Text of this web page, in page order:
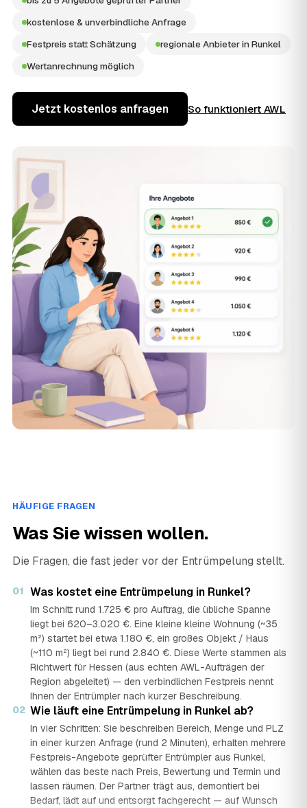
kostenlose & unverbindliche Anfrage
Festpreis statt Schätzung
regionale Anbieter in Runkel
Wertanrechnung möglich
Jetzt kostenlos anfragen So funktioniert AWL
HÄUFIGE FRAGEN
Was Sie wissen wollen.
Die Fragen, die fast jeder vor der Entrümpelung stellt.
01 Was kostet eine Entrümpelung in Runkel?
Im Schnitt rund 1.725 € pro Auftrag, die übliche Spanne
liegt bei 620–3.020 €. Eine kleine kleine Wohnung (~35
m²) startet bei etwa 1.180 €, ein großes Objekt / Haus
(~110 m²) liegt bei rund 2.840 €. Diese Werte stammen als
Richtwert für Hessen (aus echten AWL-Aufträgen der
Region abgeleitet) — den verbindlichen Festpreis nennt
Ihnen der Entrümpler nach kurzer Beschreibung.
02 Wie läuft eine Entrümpelung in Runkel ab?
In vier Schritten: Sie beschreiben Bereich, Menge und PLZ
in einer kurzen Anfrage (rund 2 Minuten), erhalten mehrere
Festpreis-Angebote geprüfter Entrümpler aus Runkel,
wählen das beste nach Preis, Bewertung und Termin und
lassen räumen. Der Partner trägt aus, demontiert bei
Bedarf, lädt auf und entsorgt fachgerecht — auf Wunsch